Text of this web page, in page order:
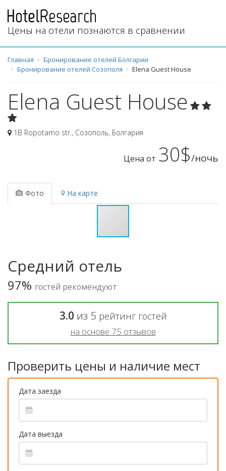
Цены на отели познаются в сравнении
Главная
Бронирование отелей Болгарии
Бронирование отелей Созополя
Elena Guest House
Elena Guest House
1B Ropotamo str. , Созополь, Болгария
Цена от 30$/ночь
Фото На карте
Средний отель
97% гостей рекомендуют
3.0 из 5 рейтинг гостей
на основе 75 отзывов
Проверить цены и наличие мест
Дата заезда
Дата выезда